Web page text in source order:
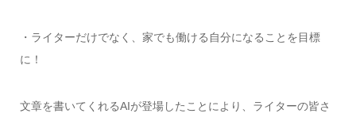
・ライターだけでなく、家でも働ける自分になることを目標
に！
文章を書いてくれるAIが登場したことにより、ライターの皆さ